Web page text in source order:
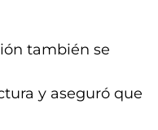
también se
y aseguró que